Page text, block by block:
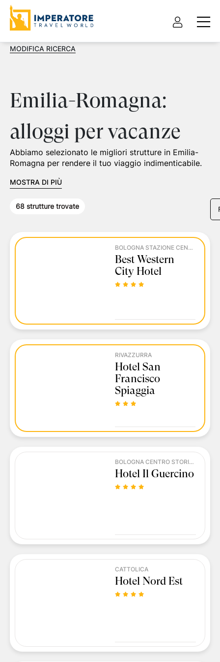
MODIFICA RICERCA
Emilia-Romagna:
alloggi per vacanze
Abbiamo selezionato le migliori strutture in Emilia-
Romagna per rendere il tuo viaggio indimenticabile.
MOSTRA DI PIÙ
68 strutture trovate
BOLOGNA STAZIONE CENTRALE
Best Western
City Hotel
RIVAZZURRA
Hotel San
Francisco
Spiaggia
BOLOGNA CENTRO STORICO
Hotel Il Guercino
CATTOLICA
Hotel Nord Est